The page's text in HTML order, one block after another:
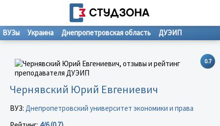
ВУЗы Украина Днепропетровская область ДУЭИП
0.7
Чернявский Юрий Евгениевич
ВУЗ: Днепропетровский университет экономики и права